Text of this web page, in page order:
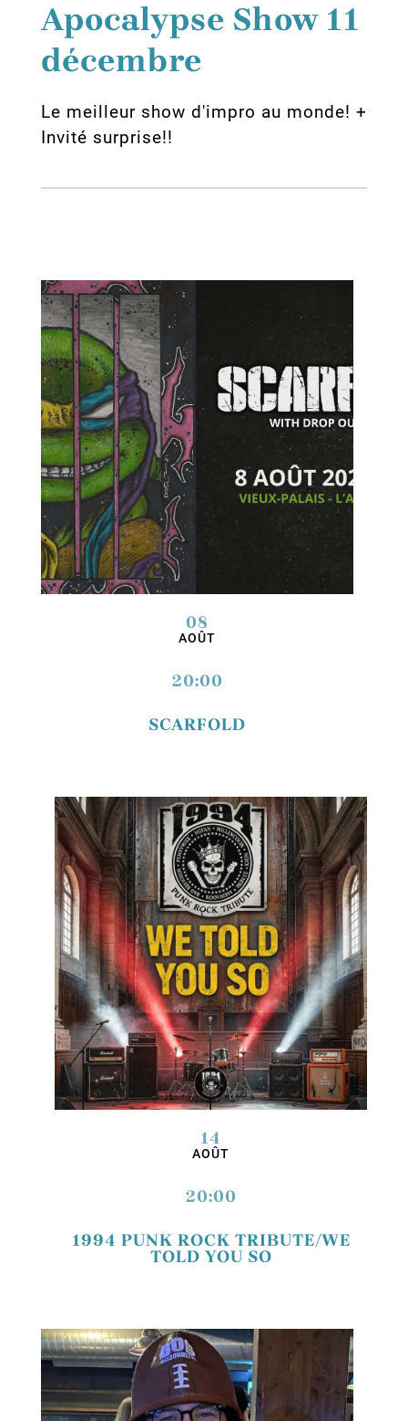
Apocalypse Show 11
décembre
Le meilleur show d'impro au monde! +
Invité surprise!!
08
AOÛT
20:00
SCARFOLD
14
AOÛT
20:00
1994 PUNK ROCK TRIBUTE/WE
TOLD YOU SO